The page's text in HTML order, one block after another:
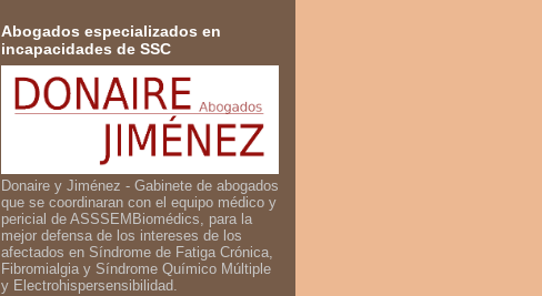
Abogados especializados en
incapacidades de SSC
Donaire y Jiménez - Gabinete de abogados
que se coordinaran con el equipo médico y
pericial de ASSSEMBiomédics, para la
mejor defensa de los intereses de los
afectados en Síndrome de Fatiga Crónica,
Fibromialgia y Síndrome Químico Múltiple
y Electrohispersensibilidad.